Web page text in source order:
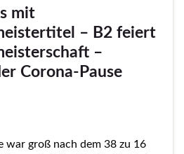
mit
– B2 feiert
–
Corona-Pause
war groß nach dem 38 zu 16